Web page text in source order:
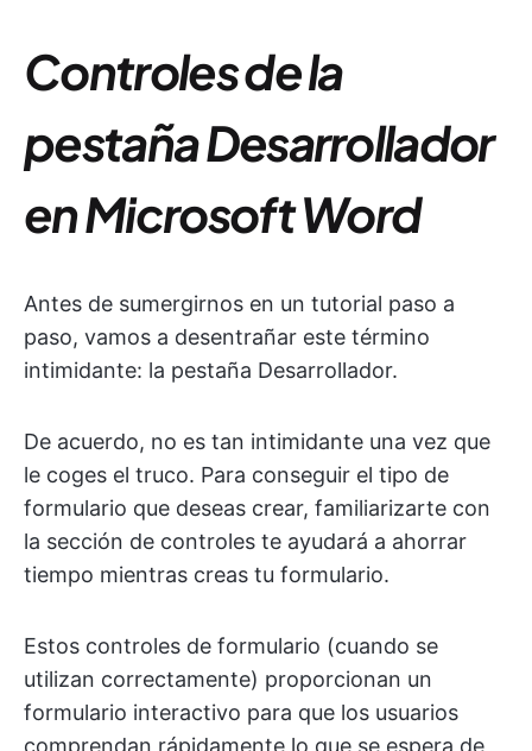
Controles de la
pestaña Desarrollador
en Microsoft Word
Antes de sumergirnos en un tutorial paso a
paso, vamos a desentrañar este término
intimidante: la pestaña Desarrollador.
De acuerdo, no es tan intimidante una vez que
le coges el truco. Para conseguir el tipo de
formulario que deseas crear, familiarizarte con
la sección de controles te ayudará a ahorrar
tiempo mientras creas tu formulario.
Estos controles de formulario (cuando se
utilizan correctamente) proporcionan un
formulario interactivo para que los usuarios
comprendan rápidamente lo que se espera de